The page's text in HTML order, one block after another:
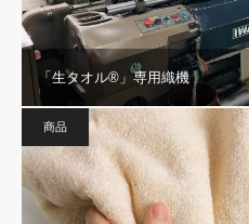
「生タオル®︎」専用織機
商品